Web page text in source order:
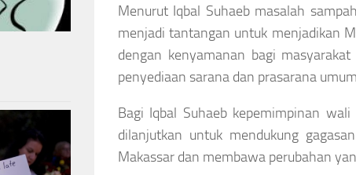
Menurut Iqbal Suhaeb masalah
menjadi tantangan untuk menjadikan
dengan kenyamanan bagi
penyediaan sarana dan prasarana
Bagi Iqbal Suhaeb kepemimpinan
dilanjutkan untuk mendukung
Makassar dan membawa perubahan